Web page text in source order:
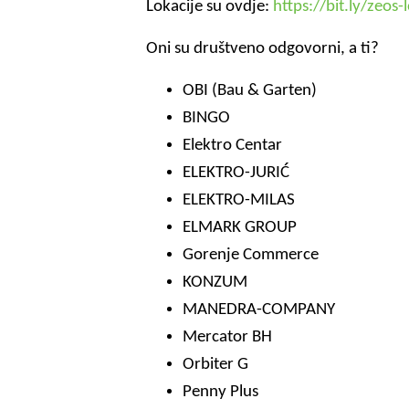
Lokacije su ovdje: https://bit.ly/zeos-
Oni su društveno odgovorni, a ti?
OBI (Bau & Garten)
BINGO
Elektro Centar
ELEKTRO-JURIĆ
ELEKTRO-MILAS
ELMARK GROUP
Gorenje Commerce
KONZUM
MANEDRA-COMPANY
Mercator BH
Orbiter G
Penny Plus